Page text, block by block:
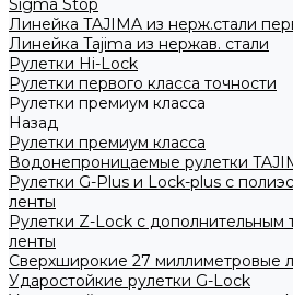
Sigma Stop
Линейка TAJIMA из нерж.стали
Линейка Tajima из нержав. стали
Рулетки Hi-Lock
Рулетки первого класса точности
Рулетки премиум класса
Назад
Рулетки премиум класса
Водонепроницаемые рулетки
Рулетки G-Plus и Lock-plus с
ленты
Рулетки Z-Lock с дополнительным
ленты
Сверхширокие 27 миллиметровые
Ударостойкие рулетки G-Lock